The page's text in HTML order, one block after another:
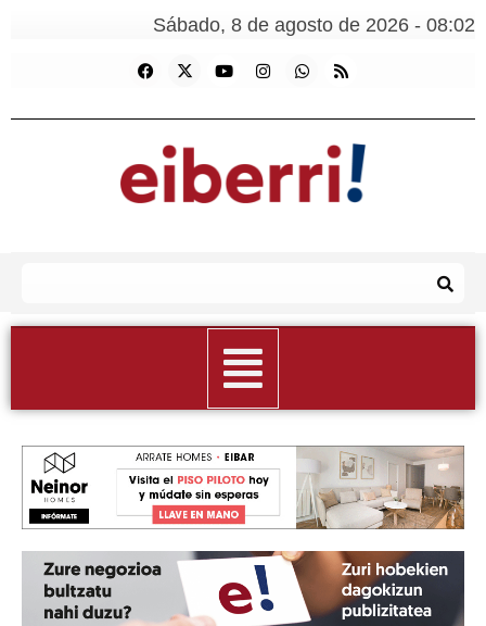
Sábado, 8 de agosto de 2026 - 08:02